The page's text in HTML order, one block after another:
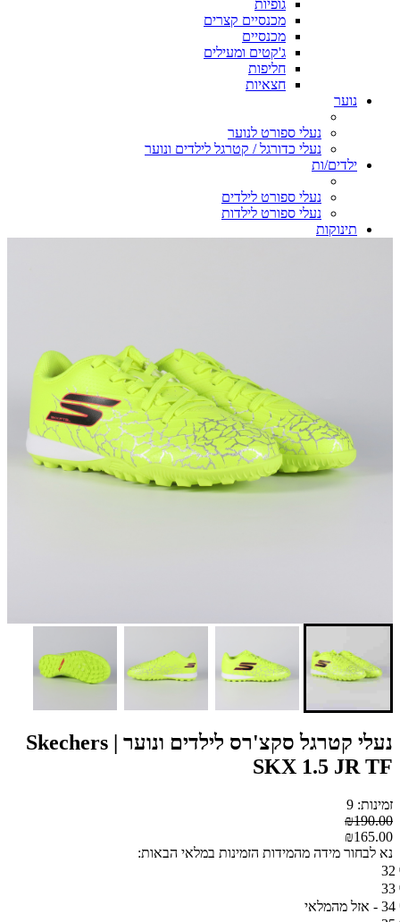
גופיות
מכנסיים קצרים
מכנסיים
ג'קטים ומעילים
חליפות
חצאיות
נוער
נעלי ספורט לנוער
נעלי כדורגל / קטרגל לילדים ונוער
ילדים/ות
נעלי ספורט לילדים
נעלי ספורט לילדות
תינוקות
נעלי קטרגל סקצ'רס לילדים ונוער | Skechers
SKX 1.5 JR TF
זמינות: 9
₪190.00
₪165.00
נא לבחור מידה מהמידות הזמינות במלאי הבאות:
32
33
34 - אזל מהמלאי